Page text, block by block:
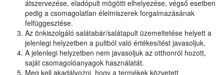
átszervezése, eladópult mögötti elhelyezése, végső esetben
pedig a csomagolatlan élelmiszerek forgalmazásának
felfüggesztése.
Az önkiszolgáló salátabár/salátapult üzemeltetése helyett a
jelenlegi helyzetben a pultból való értékesítést javasoljuk.
A jelenlegi helyzetben nem javasoljuk az otthonról hozott,
saját csomagolóanyagok használatát.
Meg kell akadályozni, hogy a termékek közvetett